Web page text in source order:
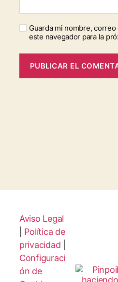
Guarda mi nombre,
este navegador para la
Aviso Legal
Política de
privacidad
Configuraci
ón de